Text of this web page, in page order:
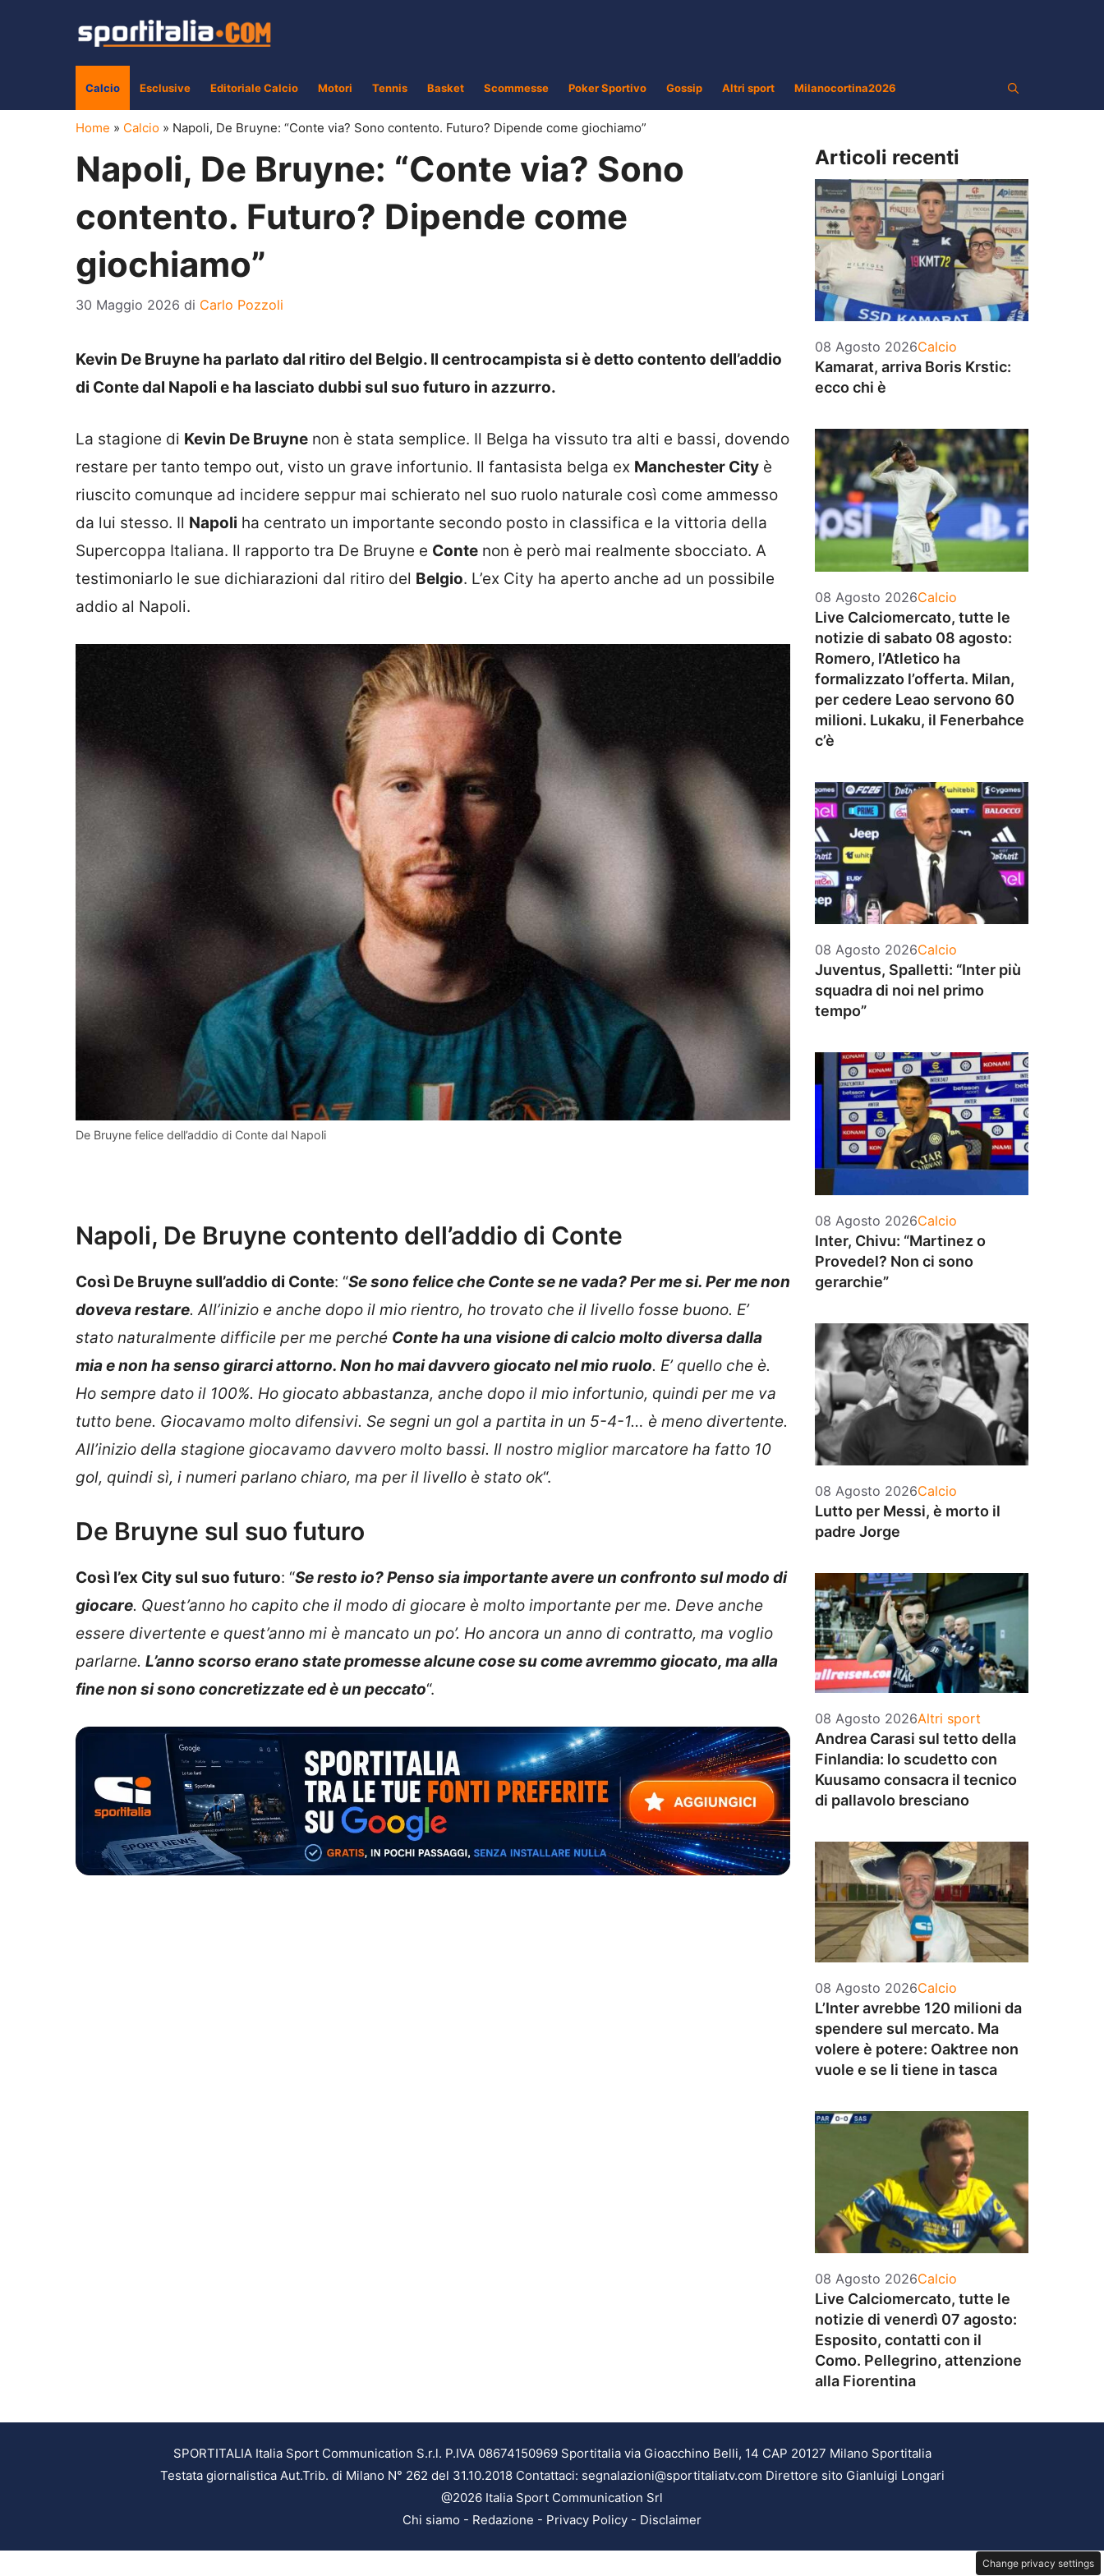
Calcio Esclusive Editoriale Calcio Motori Tennis Basket Scommesse Poker Sportivo Gossip Altri sport Milanocortina2026
Home » Calcio » Napoli, De Bruyne: “Conte via? Sono contento. Futuro? Dipende come giochiamo”
Napoli, De Bruyne: “Conte via? Sono
contento. Futuro? Dipende come
giochiamo”
30 Maggio 2026 di Carlo Pozzoli
Kevin De Bruyne ha parlato dal ritiro del Belgio. Il centrocampista si è detto contento dell’addio
di Conte dal Napoli e ha lasciato dubbi sul suo futuro in azzurro.
La stagione di Kevin De Bruyne non è stata semplice. Il Belga ha vissuto tra alti e bassi, dovendo
restare per tanto tempo out, visto un grave infortunio. Il fantasista belga ex Manchester City è
riuscito comunque ad incidere seppur mai schierato nel suo ruolo naturale così come ammesso
da lui stesso. Il Napoli ha centrato un importante secondo posto in classifica e la vittoria della
Supercoppa Italiana. Il rapporto tra De Bruyne e Conte non è però mai realmente sbocciato. A
testimoniarlo le sue dichiarazioni dal ritiro del Belgio. L’ex City ha aperto anche ad un possibile
addio al Napoli.
De Bruyne felice dell’addio di Conte dal Napoli
Napoli, De Bruyne contento dell’addio di Conte
Così De Bruyne sull’addio di Conte: “Se sono felice che Conte se ne vada? Per me si. Per me non
doveva restare. All’inizio e anche dopo il mio rientro, ho trovato che il livello fosse buono. E’
stato naturalmente difficile per me perché Conte ha una visione di calcio molto diversa dalla
mia e non ha senso girarci attorno. Non ho mai davvero giocato nel mio ruolo. E’ quello che è.
Ho sempre dato il 100%. Ho giocato abbastanza, anche dopo il mio infortunio, quindi per me va
tutto bene. Giocavamo molto difensivi. Se segni un gol a partita in un 5-4-1… è meno divertente.
All’inizio della stagione giocavamo davvero molto bassi. Il nostro miglior marcatore ha fatto 10
gol, quindi sì, i numeri parlano chiaro, ma per il livello è stato ok“.
De Bruyne sul suo futuro
Così l’ex City sul suo futuro: “Se resto io? Penso sia importante avere un confronto sul modo di
giocare. Quest’anno ho capito che il modo di giocare è molto importante per me. Deve anche
essere divertente e quest’anno mi è mancato un po’. Ho ancora un anno di contratto, ma voglio
parlarne. L’anno scorso erano state promesse alcune cose su come avremmo giocato, ma alla
fine non si sono concretizzate ed è un peccato“.
Articoli recenti
08 Agosto 2026Categorie
Calcio
Kamarat, arriva Boris Krstic:
ecco chi è
08 Agosto 2026Categorie
Calcio
Live Calciomercato, tutte le
notizie di sabato 08 agosto:
Romero, l’Atletico ha
formalizzato l’offerta. Milan,
per cedere Leao servono 60
milioni. Lukaku, il Fenerbahce
c’è
08 Agosto 2026Categorie
Calcio
Juventus, Spalletti: “Inter più
squadra di noi nel primo
tempo”
08 Agosto 2026Categorie
Calcio
Inter, Chivu: “Martinez o
Provedel? Non ci sono
gerarchie”
08 Agosto 2026Categorie
Calcio
Lutto per Messi, è morto il
padre Jorge
08 Agosto 2026Categorie
Altri sport
Andrea Carasi sul tetto della
Finlandia: lo scudetto con
Kuusamo consacra il tecnico
di pallavolo bresciano
08 Agosto 2026Categorie
Calcio
L’Inter avrebbe 120 milioni da
spendere sul mercato. Ma
volere è potere: Oaktree non
vuole e se li tiene in tasca
08 Agosto 2026Categorie
Calcio
Live Calciomercato, tutte le
notizie di venerdì 07 agosto:
Esposito, contatti con il
Como. Pellegrino, attenzione
alla Fiorentina
SPORTITALIA Italia Sport Communication S.r.l. P.IVA 08674150969 Sportitalia via Gioacchino Belli, 14 CAP 20127 Milano Sportitalia
Testata giornalistica Aut.Trib. di Milano N° 262 del 31.10.2018 Contattaci: segnalazioni@sportitaliatv.com Direttore sito Gianluigi Longari
@2026 Italia Sport Communication Srl
Chi siamo - Redazione - Privacy Policy - Disclaimer
Change privacy settings